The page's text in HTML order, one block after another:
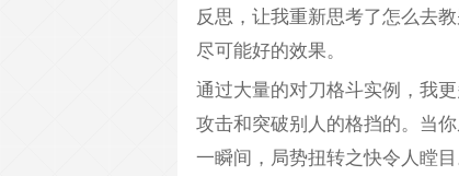
反思，让我重新思考了怎么去
尽可能好的效果。
通过大量的对刀格斗实例，我
攻击和突破别人的格挡的。当
一瞬间，局势扭转之快令人瞠